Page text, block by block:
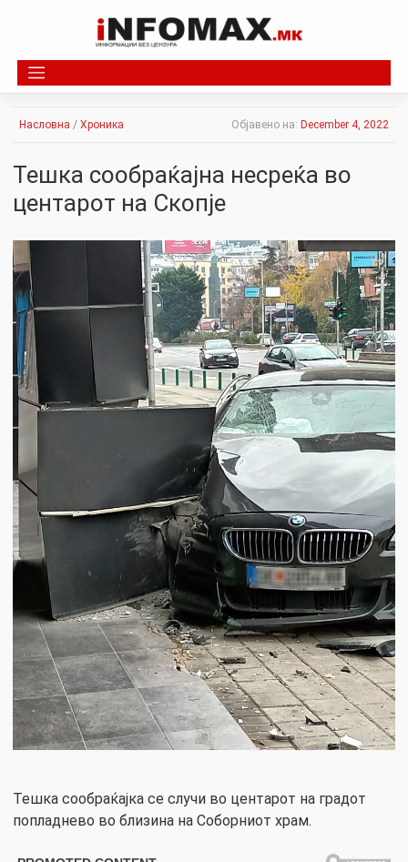
Насловна / Хроника Објавено на: December 4, 2022
Тешка сообраќајна несреќа во
центарот на Скопје
Тешка сообраќајка се случи во центарот на градот
попладнево во близина на Соборниот храм.